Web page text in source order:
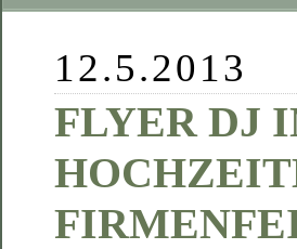
12.5.2013
FLYER DJ